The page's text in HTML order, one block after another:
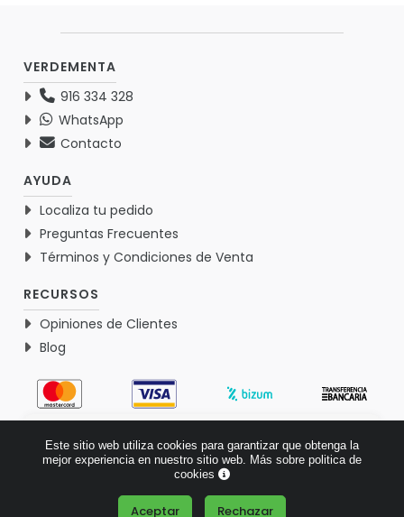
VERDEMENTA
916 334 328
WhatsApp
Contacto
AYUDA
Localiza tu pedido
Preguntas Frecuentes
Términos y Condiciones de Venta
RECURSOS
Opiniones de Clientes
Blog
Basado en 1767 opiniones >
Este sitio web utiliza cookies para garantizar que obtenga la
mejor experiencia en nuestro sitio web. Más sobre politica de
cookies
Aceptar Rechazar